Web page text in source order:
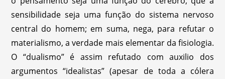
sensibilidade seja uma função do sistema nervoso
central do homem; em suma, nega, para refutar o
materialismo, a verdade mais elementar da fisiologia.
O “dualismo” é assim refutado com auxilio dos
argumentos “idealistas” (apesar de toda a cólera